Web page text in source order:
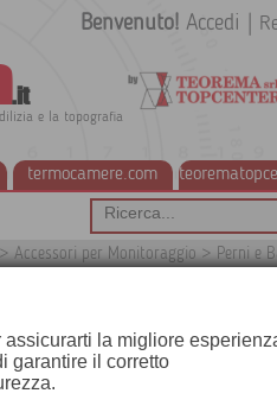
.it
e la topografia
termocamere.com
Benvenuto! Accedi
> Accessori per Monitoraggio > Perni e
la migliore
garantire il corretto